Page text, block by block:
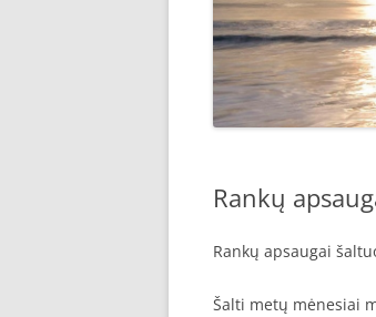
Rankų
Rankų apsaugai
Šalti metų mėnesiai